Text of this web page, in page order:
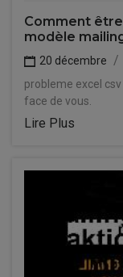
Comment
modèle
20 décembre
probleme excel
face de vous.
Lire Plus